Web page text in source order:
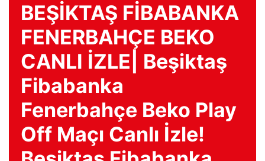
BEŞİKTAŞ FİBABANKA
FENERBAHÇE BEKO
CANLI İZLE| Beşiktaş
Fibabanka
Fenerbahçe Beko Play
Off Maçı Canlı İzle!